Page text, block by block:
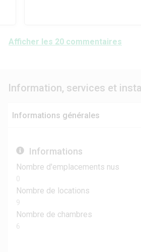
Afficher les 20 commentaires
Information, services et
Informations générales
Informations
Nombre d'emplacements nus
0
Nombre de locations
9
Nombre de chambres
6